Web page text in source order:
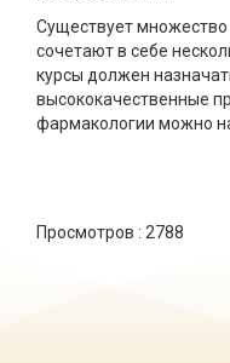
Существует множество
сочетают в себе
курсы должен
высококачественные
фармакологии можно
Просмотров : 2788